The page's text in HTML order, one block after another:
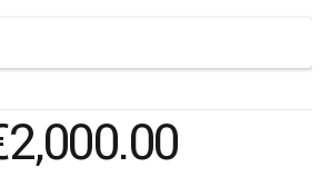
2,000.00